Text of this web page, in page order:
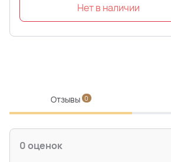
Отзывы 0
0 оценок